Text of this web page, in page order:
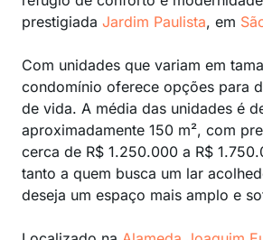
prestigiada Jardim Paulista, em
Com unidades que variam em
condomínio oferece opções para
de vida. A média das unidades é
aproximadamente 150 m², com
cerca de R$ 1.250.000 a R$
tanto a quem busca um lar
deseja um espaço mais amplo e